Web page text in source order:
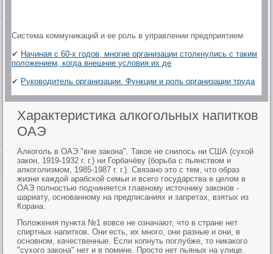
Система коммуникаций и ее роль в управлении предприятием
✔ Начиная с 60-х годов, многие организации столкнулись с таким
положением, когда внешние условия их де
✔ Руководитель организации. Функции и роль организации труда
Характеристика алкогольных напитков
ОАЭ
Алкоголь в ОАЭ "вне закона". Такое не снилось ни США (сухой
закон, 1919-1932 г. г.) ни Горбачёву (борьба с пьянством и
алкоголизмом, 1985-1987 г. г.). Связано это с тем, что образ
жизни каждой арабской семьи и всего государства в целом в
ОАЭ полностью подчиняется главному источнику законов -
шариату, основанному на предписаниях и запретах, взятых из
Корана.
Положения пункта №1 вовсе не означают, что в стране нет
спиртных напитков. Они есть, их много, они разные и они, в
основном, качественные. Если копнуть поглубже, то никакого
"сухого закона" нет и в помине. Просто нет пьяных на улице.